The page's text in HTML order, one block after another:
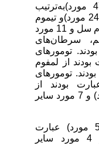
مدیاستن قدامی (47 مورد)به‌ترتیب
فراوانی عبارت بودند از لمفوم (24 مورد)و تیموم
(7 مورد) و 5 مورد تومورهای ژرم سل و 11 مورد
،
سرطان‌های
تومورهای
بودند از لمفوم
بودند. تومورهای
عبارت بودند از
تومورهای نورواندوکرین (2 مورد) و 7 مورد سایر
مدیاستن فوقانی (5 مورد) عبارت
بودند از لمفوم (1 مورد) و 4 مورد سایر